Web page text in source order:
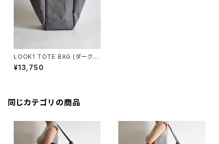
LOOK1 TOTE BAG (ダークグ
レー)
¥13,750
同じカテゴリの商品